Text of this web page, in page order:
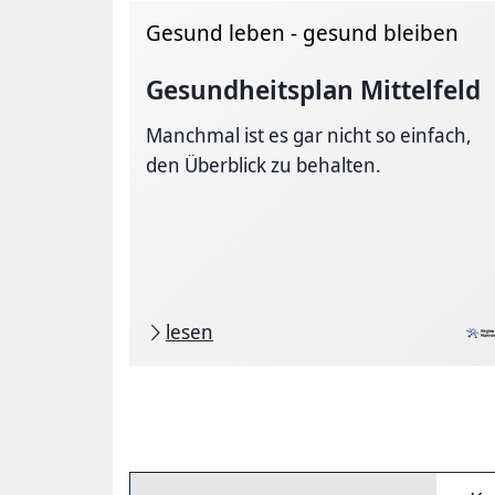
Gesund leben - gesund bleiben
Gesundheitsplan Mittelfeld
Manchmal ist es gar nicht so einfach,
den Überblick zu behalten.
lesen